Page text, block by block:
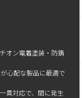
オン電着塗装・防錆
心配な製品に最適で
貫対応で、間に発生